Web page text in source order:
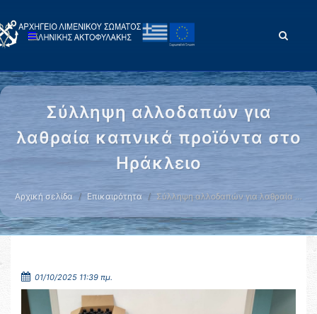
Σύλληψη αλλοδαπών για
λαθραία καπνικά προϊόντα στο
Ηράκλειο
Αρχική σελίδα Επικαιρότητα Σύλληψη αλλοδαπών για λαθραία …
01/10/2025 11:39 πμ.